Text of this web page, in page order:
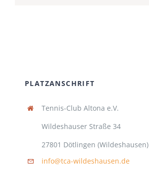
PLATZANSCHRIFT
Tennis-Club Altona e.V.
Wildeshauser Straße 34
27801 Dötlingen (Wildeshausen)
info@tca-wildeshausen.de